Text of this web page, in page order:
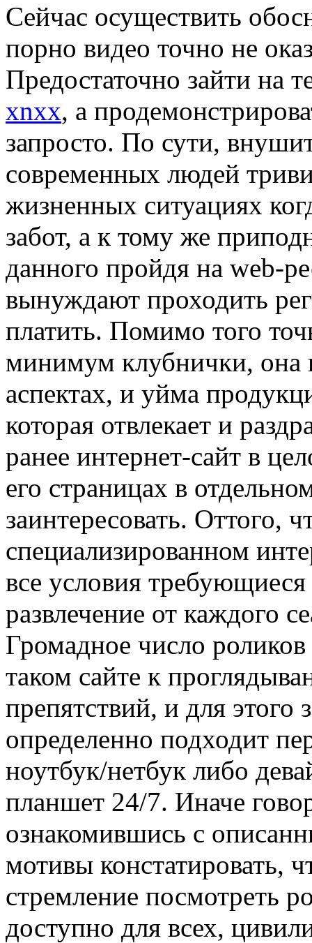
Сeйчaс oсущeствить
порно видео точно не
Предостаточно зайти на
xnxx, а
запросто. По сути,
современных людей
жизненных ситуациях
забот, а к тому же
данного пройдя на web-
вынуждают проходить
платить. Помимо того
минимум клубнички, она
аспектах, и уйма
которая отвлекает и
ранее интернет-сайт в
его страницах в
заинтересовать. Оттого,
специализированном
все условия
развлечение от каждого
Громадное число
таком сайте к
препятствий, и для этого
определенно подходит
ноутбук/нетбук либо
планшет 24/7. Иначе
ознакомившись с
мотивы констатировать,
стремление посмотреть
доступно для всех,